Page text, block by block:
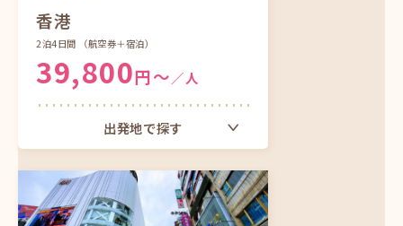
香港
2泊4日間 （航空券＋宿泊）
39,800円〜／人
出発地で探す
大阪（関西）発